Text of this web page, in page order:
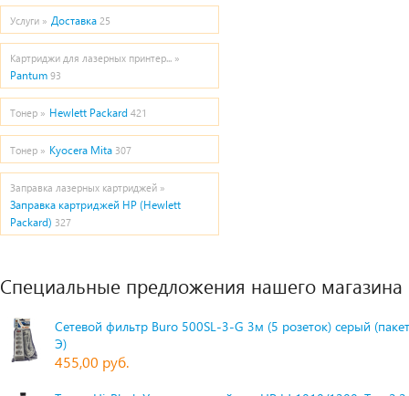
Услуги » Доставка 25
Картриджи для лазерных принтер... »
Pantum 93
Тонер » Hewlett Packard 421
Тонер » Kyocera Mita 307
Заправка лазерных картриджей »
Заправка картриджей HP (Hewlett
Packard) 327
Специальные предложения нашего магазина
Сетевой фильтр Buro 500SL-3-G 3м (5 розеток) серый
Э)
455,00 руб.